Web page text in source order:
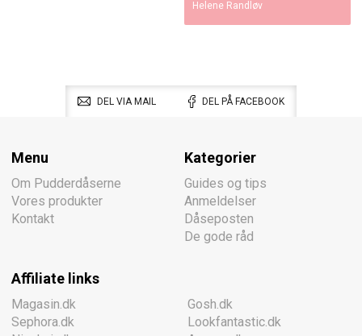
Helene Randløv
DEL VIA MAIL DEL PÅ FACEBOOK
Menu
Om Pudderdåserne
Vores produkter
Kontakt
Kategorier
Guides og tips
Anmeldelser
Dåseposten
De gode råd
Affiliate links
Magasin.dk
Sephora.dk
Gosh.dk
Lookfantastic.dk